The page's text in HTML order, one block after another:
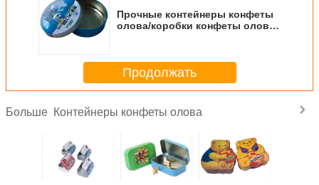
Прочные контейнеры конфеты
олова/коробки конфеты олова
Продолжать
Больше Контейнеры конфеты олова